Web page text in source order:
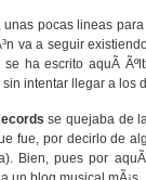
pocas lineas
va a seguir
ha escrito aquÃ­
intentar llegar a los
se quejaba de
fue, por decirlo de
Bien, pues por